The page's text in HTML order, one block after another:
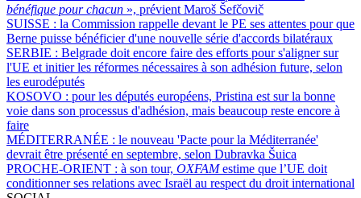
bénéfique pour chacun », prévient Maroš Šefčovič
SUISSE : la Commission rappelle devant le PE ses attentes pour que
Berne puisse bénéficier d'une nouvelle série d'accords bilatéraux
SERBIE : Belgrade doit encore faire des efforts pour s'aligner sur
l'UE et initier les réformes nécessaires à son adhésion future, selon
les eurodéputés
KOSOVO : pour les députés européens, Pristina est sur la bonne
voie dans son processus d'adhésion, mais beaucoup reste encore à
faire
MÉDITERRANÉE : le nouveau 'Pacte pour la Méditerranée'
devrait être présenté en septembre, selon Dubravka Šuica
PROCHE-ORIENT : à son tour, OXFAMestime que l’UE doit
conditionner ses relations avec Israël au respect du droit international